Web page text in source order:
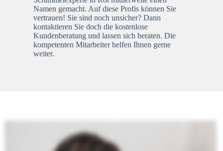
Namen gemacht. Auf diese Profis können Sie
vertrauen! Sie sind noch unsicher? Dann
kontaktieren Sie doch die kostenlose
Kundenberatung und lassen sich beraten. Die
kompetenten Mitarbeiter helfen Ihnen gerne
weiter.